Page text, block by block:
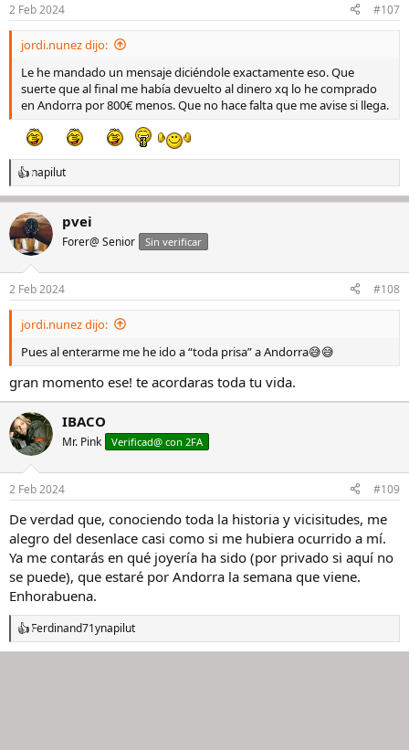
2 Feb 2024 #107
jordi.nunez dijo:
Le he mandado un mensaje diciéndole exactamente eso. Que
suerte que al final me había devuelto al dinero xq lo he comprado
en Andorra por 800€ menos. Que no hace falta que me avise si llega.
R
e
c
c
i
e
s
napilut
pvei
Forer@ Senior Sin verificar
2 Feb 2024 #108
jordi.nunez dijo:
Pues al enterarme me he ido a “toda prisa” a Andorra😅😅
gran momento ese! te acordaras toda tu vida.
IBACO
Mr. Pink Verificad@ con 2FA
2 Feb 2024 #109
De verdad que, conociendo toda la historia y vicisitudes, me
alegro del desenlace casi como si me hubiera ocurrido a mí.
Ya me contarás en qué joyería ha sido (por privado si aquí no
se puede), que estaré por Andorra la semana que viene.
Enhorabuena.
R
e
Ferdinand71ynapilut